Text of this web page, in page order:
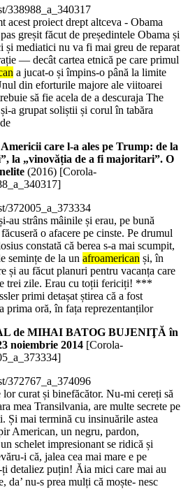
338988_a_340317
acest proiect drept altceva - Obama
greșit făcut de președintele Obama și
mediatici nu va fi mai greu de reparat
— decât cartea etnică pe care primul
a jucat-o și împins-o până la limite
din eforturile majore ale viitoarei
să fie acela de a descuraja The
a grupat soliștii și corul în tabăra
care l-a ales pe Trump: de la
la „vinovăția de a fi majoritari”. O
(2016) [Corola-
372005_a_373334
au strâns mâinile și erau, pe bună
o afacere pe cinste. Pe drumul
constată că berea s-a mai scumpit,
semințe de la un afroamerican și, în
și au făcut planuri pentru vacanța care
trei zile. Erau cu toții fericiți! ***
primi detașat știrea că a fost
prima oră, în fața reprezentanților
de MIHAI BATOG BUJENIŢĂ în
noiembrie 2014 [Corola-
372767_a_374096
lor curat și binefăcător. Nu-mi cereți să
mea Transilvania, are multe secrete pe
Și mai termină cu insinuările astea
American, un negru, pardon,
schelet impresionant se ridică și
i că, jalea cea mai mare e pe
detaliez puțin! Ăia mici care mai au
da’ nu-s prea mulți că moște- nesc